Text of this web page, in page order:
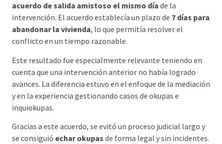
acuerdo de salida amistoso el mismo día de la
intervención. El acuerdo establecía un plazo de 7 días para
abandonar la vivienda, lo que permitía resolver el
conflicto en un tiempo razonable.
Este resultado fue especialmente relevante teniendo en
cuenta que una intervención anterior no había logrado
avances. La diferencia estuvo en el enfoque de la mediación
y en la experiencia gestionando casos de okupas e
inquiokupas.
Gracias a este acuerdo, se evitó un proceso judicial largo y
se consiguió echar okupas de forma legal y sin incidentes.